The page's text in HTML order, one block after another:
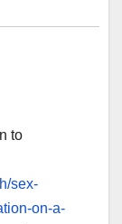
to
sex-
on-a-